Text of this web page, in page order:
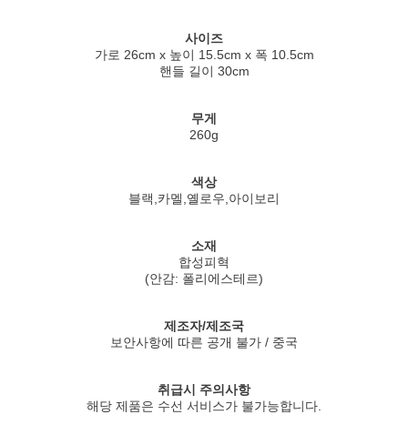
사이즈
가로 26cm x 높이 15.5cm x 폭 10.5cm
핸들 길이 30cm
무게
260g
색상
블랙,카멜,옐로우,아이보리
소재
합성피혁
(안감: 폴리에스테르)
제조자/제조국
보안사항에 따른 공개 불가 / 중국
취급시 주의사항
해당 제품은 수선 서비스가 불가능합니다.